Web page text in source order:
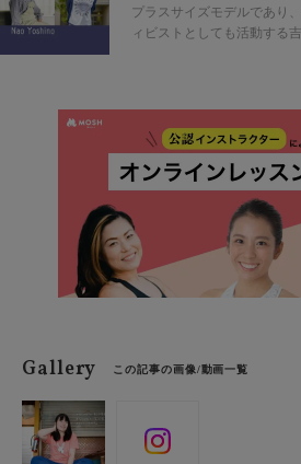
け続ける、静かで情熱的な
ンサルタント安井百合子さ
さんインタビュー
プラスサイズモデルであり
ィビストとしても活動する
学ではどのように考えてい
編・中編・後編と３部に分
Gallery この記事の画像/動画一覧